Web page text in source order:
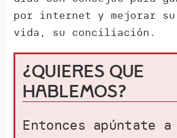
por internet y mejorar
vida, su conciliación.
¿Quieres que
hablemos?
Entonces apúntate a